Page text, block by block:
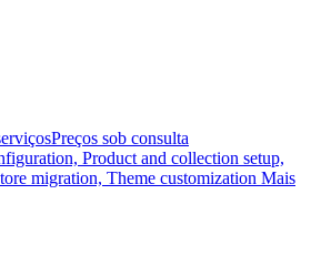
Preços sob consulta
Product and collection setup,
migration, Theme customization Mais